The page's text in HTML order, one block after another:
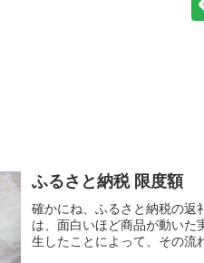
ふるさと納税 限度額
確かにね、ふるさと納税の返
は、面白いほど商品が動いた
生したことによって、その流